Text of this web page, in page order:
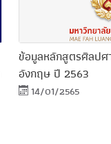
ข้อมูลหลักสูตรศิลปศ
อังกฤษ ปี 2563
14/01/2565